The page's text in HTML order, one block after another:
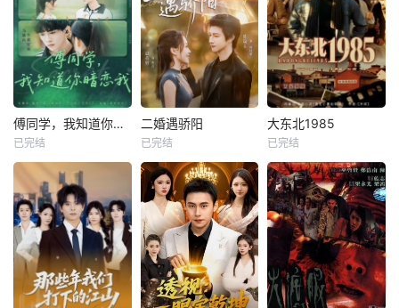
傅同学，我知道你暗恋我
已完结
二婚遇骄阳
已完结
大东北1985
已完结